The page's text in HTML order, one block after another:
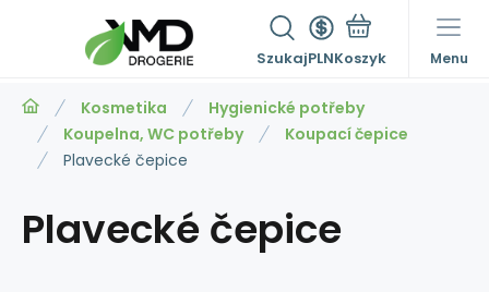
SzukajPLN Menu
Kosmetika
Hygienické potřeby
Koupelna, WC potřeby
Koupací čepice
Plavecké čepice
Plavecké čepice